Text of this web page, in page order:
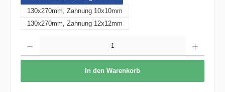
130x270mm, Zahnung 10x10mm
130x270mm, Zahnung 12x12mm
In den Warenkorb